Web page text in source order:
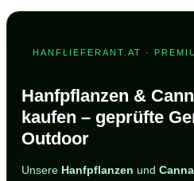
HANFLIEFERANT.AT ·
Hanfpflanzen &
kaufen – geprüfte
Outdoor
Unsere Hanfpflanzen und